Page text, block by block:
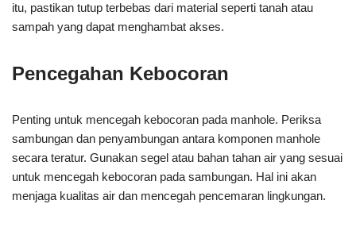
itu, pastikan tutup terbebas dari material seperti tanah atau
sampah yang dapat menghambat akses.
Pencegahan Kebocoran
Penting untuk mencegah kebocoran pada manhole. Periksa
sambungan dan penyambungan antara komponen manhole
secara teratur. Gunakan segel atau bahan tahan air yang sesuai
untuk mencegah kebocoran pada sambungan. Hal ini akan
menjaga kualitas air dan mencegah pencemaran lingkungan.